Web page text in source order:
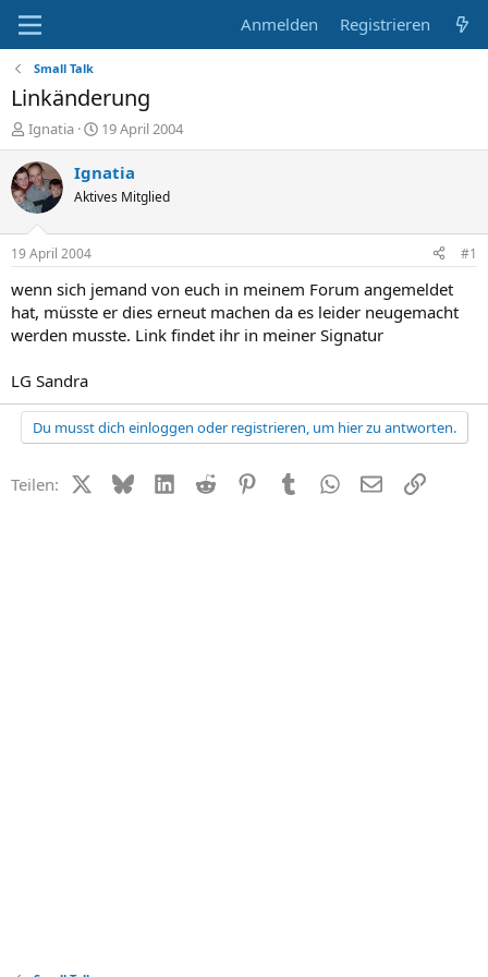
Anmelden Registrieren
Small Talk
Linkänderung
E
r
s
t
e
e
r
Ignatia
E
r
s
e
t
a
19 April 2004
Ignatia
Aktives Mitglied
19 April 2004 #1
wenn sich jemand von euch in meinem Forum angemeldet
hat, müsste er dies erneut machen da es leider neugemacht
werden musste. Link findet ihr in meiner Signatur
LG Sandra
Du musst dich einloggen oder registrieren, um hier zu antworten.
Teilen: X (Twitter)
BlueskyLinkedIn
Reddit PinterestTumblr WhatsApp
E-MailLink